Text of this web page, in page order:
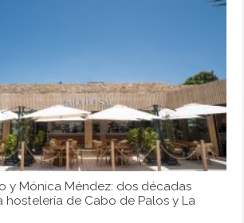
y Mónica Méndez: dos décadas
hostelería de Cabo de Palos y La